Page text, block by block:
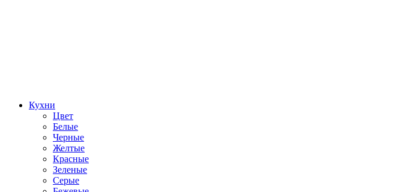
Кухни
Цвет
Белые
Черные
Желтые
Красные
Зеленые
Серые